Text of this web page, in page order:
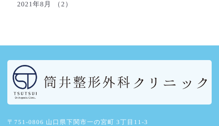
2021年8月 （2）
〒751-0806 山口県下関市一の宮町 3丁目11-3